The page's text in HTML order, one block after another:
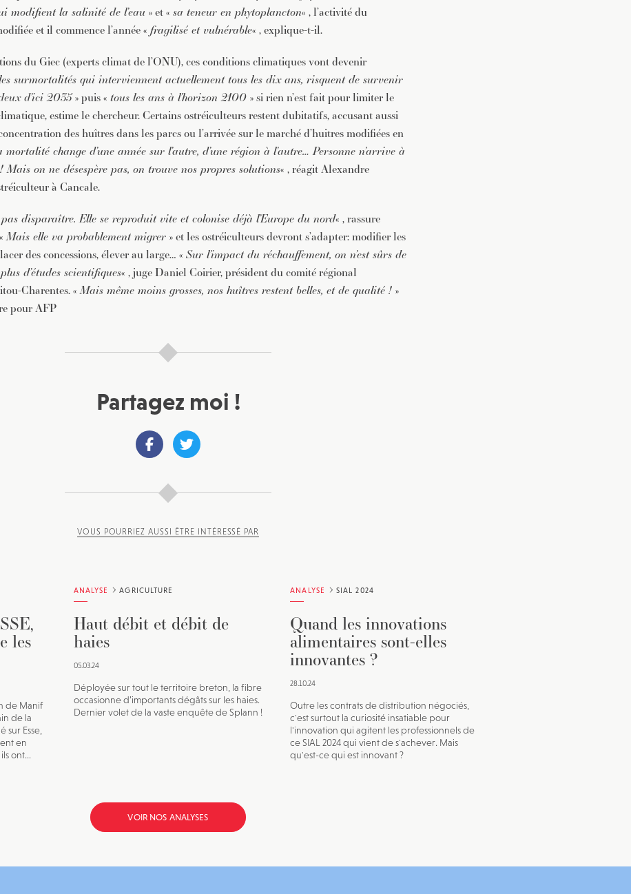
modifient la salinité de l’eau » et « sa teneur en phytoplancton« , l’activité du
et il commence l’année « fragilisé et vulnérable« , explique-t-il.
du Giec (experts climat de l’ONU), ces conditions climatiques vont devenir
surmortalités qui interviennent actuellement tous les dix ans, risquent de survenir
d’ici 2035» puis « tous les ans à l’horizon 2100 » si rien n’est fait pour limiter le
estime le chercheur. Certains ostréiculteurs restent dubitatifs, accusant aussi
des huîtres dans les parcs ou l’arrivée sur le marché d’huitres modifiées en
mortalité change d’une année sur l’autre, d’une région à l’autre… Personne n’arrive à
on ne désespère pas, on trouve nos propres solutions« , réagit Alexandre
à Cancale.
disparaître. Elle se reproduit vite et colonise déjà l’Europe du nord« , rassure
Mais elle va probablement migrer » et les ostréiculteurs devront s’adapter: modifier les
des concessions, élever au large… « Sur l’impact du réchauffement, on n’est sûrs de
d’études scientifiques« , juge Daniel Coirier, président du comité régional
Charentes. «Mais même moins grosses, nos huîtres restent belles, et de qualité ! »
pour AFP
Partagez moi !
VOUS POURRIEZ AUSSI ÊTRE INTÉRESSÉ PAR
les
de Manif
de la
Esse,
en
ont...
ANALYSE AGRICULTURE
Haut débit et débit de
haies
05.03.24
Déployée sur tout le territoire breton, la fibre
occasionne d’importants dégâts sur les haies.
Dernier volet de la vaste enquête de Splann !
ANALYSE SIAL 2024
Quand les innovations
alimentaires sont-elles
innovantes ?
28.10.24
Outre les contrats de distribution négociés,
c'est surtout la curiosité insatiable pour
l'innovation qui agitent les professionnels de
ce SIAL 2024 qui vient de s'achever. Mais
qu'est-ce qui est innovant ?
VOIR NOS ANALYSES